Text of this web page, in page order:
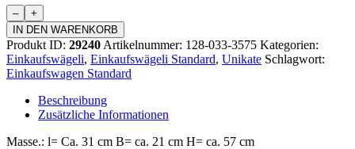
Einkaufswagen
Standard
Menge
IN DEN WARENKORB
Produkt ID: 29240 Artikelnummer: 128-033-3575 Kategorien:
Einkaufswägeli, Einkaufswägeli Standard, Unikate Schlagwort:
Einkaufswagen Standard
Beschreibung
Zusätzliche Informationen
Masse.: l= Ca. 31 cm B= ca. 21 cm H= ca. 57 cm